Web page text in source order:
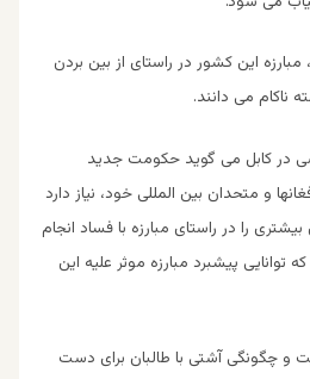
مبارزه این کشور در راستای از بین بردن
ناکام می دانند.
سی در کابل می گوید حکومت جدید
و متحدان بین المللی خود، نیاز دارد
را در راستای مبارزه با فساد انجام
توانایی پیشبرد مبارزه موثر علیه این
و چگونگی آشتی با طالبان برای دست